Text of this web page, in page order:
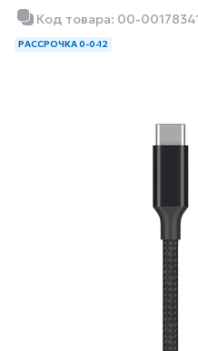
Код товара: 00-
РАССРОЧКА 0-0-12